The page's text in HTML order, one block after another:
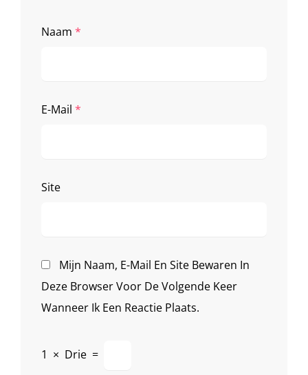
Naam *
E-Mail *
Site
Mijn Naam, E-Mail En Site Bewaren In
Deze Browser Voor De Volgende Keer
Wanneer Ik Een Reactie Plaats.
1 × Drie =